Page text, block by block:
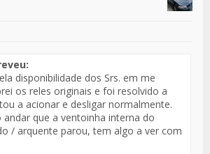
disponibilidade dos Srs. em me
os reles originais e foi resolvido a
a acionar e desligar normalmente.
que a ventoinha interna do
/ arquente parou, tem algo a ver com